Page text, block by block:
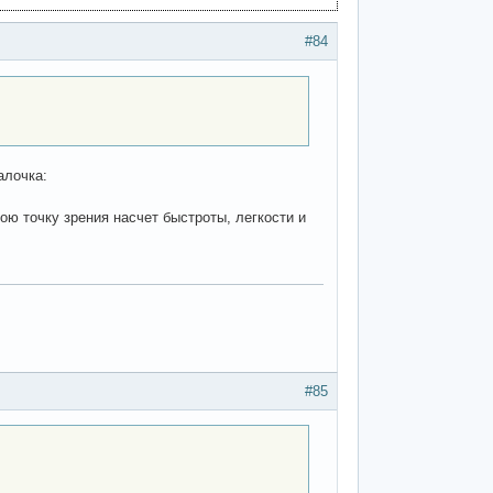
#84
точку зрения насчет быстроты, легкости и
#85